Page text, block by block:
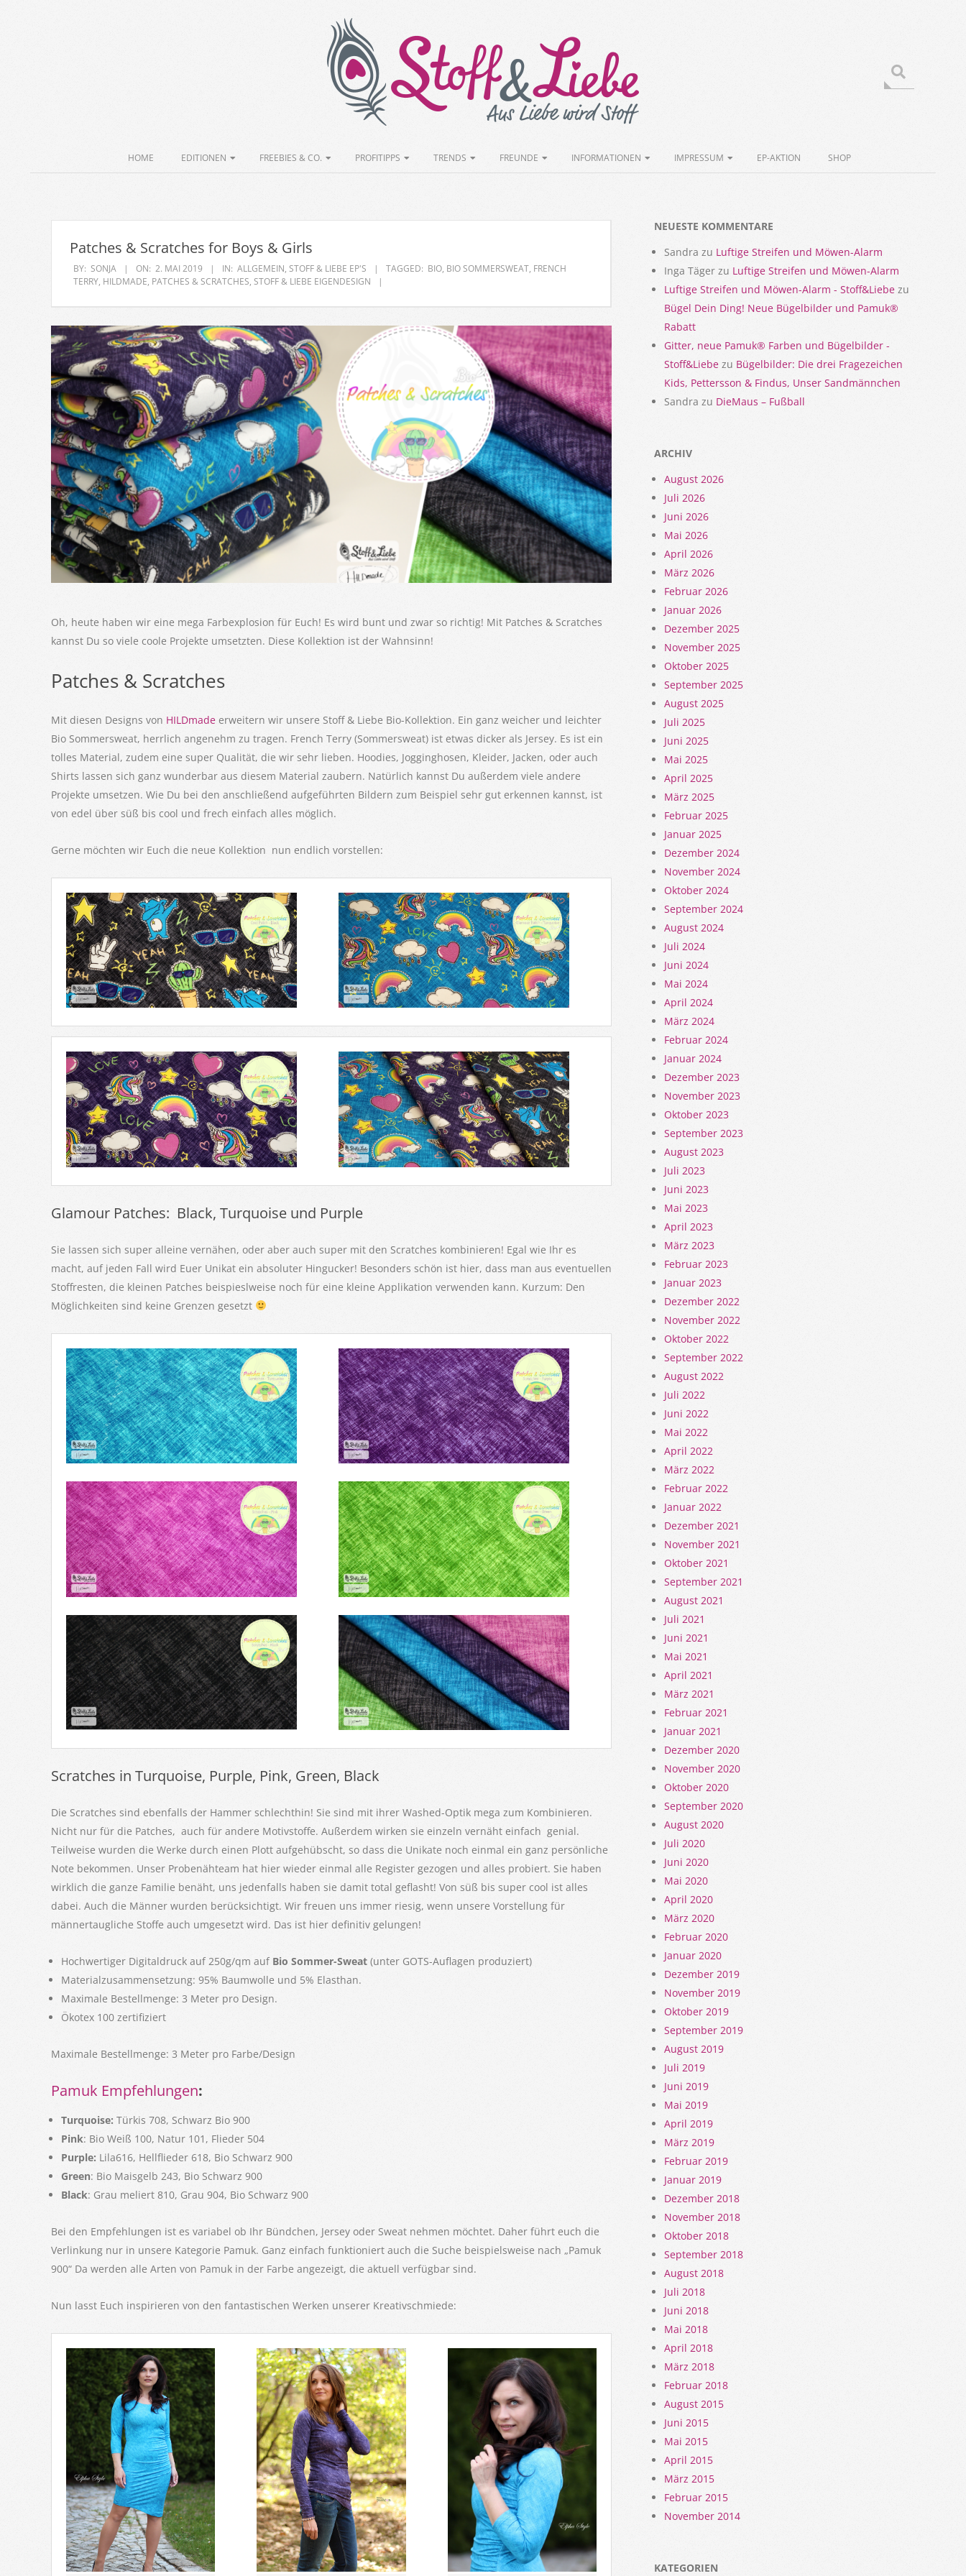
Stoff&Liebe
Navigation
HOME EDITIONEN FREEBIES & CO. PROFITIPPS TRENDS FREUNDE INFORMATIONEN IMPRESSUM EP-AKTION SHOP
Patches & Scratches for Boys & Girls
BY: SONJA ON: 2. MAI 2019 IN: ALLGEMEIN, STOFF & LIEBE EP'S TAGGED: BIO, BIO SOMMERSWEAT, FRENCH
TERRY, HILDMADE, PATCHES & SCRATCHES, STOFF & LIEBE EIGENDESIGN
Oh, heute haben wir eine mega Farbexplosion für Euch! Es wird bunt und zwar so richtig! Mit Patches & Scratches
kannst Du so viele coole Projekte umsetzten. Diese Kollektion ist der Wahnsinn!
Patches & Scratches
Mit diesen Designs von HILDmade erweitern wir unsere Stoff & Liebe Bio-Kollektion. Ein ganz weicher und leichter
Bio Sommersweat, herrlich angenehm zu tragen. French Terry (Sommersweat) ist etwas dicker als Jersey. Es ist ein
tolles Material, zudem eine super Qualität, die wir sehr lieben. Hoodies, Jogginghosen, Kleider, Jacken, oder auch
Shirts lassen sich ganz wunderbar aus diesem Material zaubern. Natürlich kannst Du außerdem viele andere
Projekte umsetzen. Wie Du bei den anschließend aufgeführten Bildern zum Beispiel sehr gut erkennen kannst, ist
von edel über süß bis cool und frech einfach alles möglich.
Gerne möchten wir Euch die neue Kollektion nun endlich vorstellen:
Glamour Patches: Black, Turquoise und Purple
Sie lassen sich super alleine vernähen, oder aber auch super mit den Scratches kombinieren! Egal wie Ihr es
macht, auf jeden Fall wird Euer Unikat ein absoluter Hingucker! Besonders schön ist hier, dass man aus eventuellen
Stoffresten, die kleinen Patches beispieslweise noch für eine kleine Applikation verwenden kann. Kurzum: Den
Möglichkeiten sind keine Grenzen gesetzt
Scratches in Turquoise, Purple, Pink, Green, Black
Die Scratches sind ebenfalls der Hammer schlechthin! Sie sind mit ihrer Washed-Optik mega zum Kombinieren.
Nicht nur für die Patches, auch für andere Motivstoffe. Außerdem wirken sie einzeln vernäht einfach genial.
Teilweise wurden die Werke durch einen Plott aufgehübscht, so dass die Unikate noch einmal ein ganz persönliche
Note bekommen. Unser Probenähteam hat hier wieder einmal alle Register gezogen und alles probiert. Sie haben
wirklich die ganze Familie benäht, uns jedenfalls haben sie damit total geflasht! Von süß bis super cool ist alles
dabei. Auch die Männer wurden berücksichtigt. Wir freuen uns immer riesig, wenn unsere Vorstellung für
männertaugliche Stoffe auch umgesetzt wird. Das ist hier definitiv gelungen!
Hochwertiger Digitaldruck auf 250g/qm auf Bio Sommer-Sweat (unter GOTS-Auflagen produziert)
Materialzusammensetzung: 95% Baumwolle und 5% Elasthan.
Maximale Bestellmenge: 3 Meter pro Design.
Ökotex 100 zertifiziert
Maximale Bestellmenge: 3 Meter pro Farbe/Design
Pamuk Empfehlungen:
Turquoise: Türkis 708, Schwarz Bio 900
Pink: Bio Weiß 100, Natur 101, Flieder 504
Purple: Lila616, Hellflieder 618, Bio Schwarz 900
Green: Bio Maisgelb 243, Bio Schwarz 900
Black: Grau meliert 810, Grau 904, Bio Schwarz 900
Bei den Empfehlungen ist es variabel ob Ihr Bündchen, Jersey oder Sweat nehmen möchtet. Daher führt euch die
Verlinkung nur in unsere Kategorie Pamuk. Ganz einfach funktioniert auch die Suche beispielsweise nach „Pamuk
900“ Da werden alle Arten von Pamuk in der Farbe angezeigt, die aktuell verfügbar sind.
Nun lasst Euch inspirieren von den fantastischen Werken unserer Kreativschmiede:
NEUESTE KOMMENTARE
Sandra zu Luftige Streifen und Möwen-Alarm
Inga Täger zu Luftige Streifen und Möwen-Alarm
Luftige Streifen und Möwen-Alarm - Stoff&Liebe zu
Bügel Dein Ding! Neue Bügelbilder und Pamuk®
Rabatt
Gitter, neue Pamuk® Farben und Bügelbilder -
Stoff&Liebe zu Bügelbilder: Die drei Fragezeichen
Kids, Pettersson & Findus, Unser Sandmännchen
Sandra zu DieMaus – Fußball
ARCHIV
August 2026
Juli 2026
Juni 2026
Mai 2026
April 2026
März 2026
Februar 2026
Januar 2026
Dezember 2025
November 2025
Oktober 2025
September 2025
August 2025
Juli 2025
Juni 2025
Mai 2025
April 2025
März 2025
Februar 2025
Januar 2025
Dezember 2024
November 2024
Oktober 2024
September 2024
August 2024
Juli 2024
Juni 2024
Mai 2024
April 2024
März 2024
Februar 2024
Januar 2024
Dezember 2023
November 2023
Oktober 2023
September 2023
August 2023
Juli 2023
Juni 2023
Mai 2023
April 2023
März 2023
Februar 2023
Januar 2023
Dezember 2022
November 2022
Oktober 2022
September 2022
August 2022
Juli 2022
Juni 2022
Mai 2022
April 2022
März 2022
Februar 2022
Januar 2022
Dezember 2021
November 2021
Oktober 2021
September 2021
August 2021
Juli 2021
Juni 2021
Mai 2021
April 2021
März 2021
Februar 2021
Januar 2021
Dezember 2020
November 2020
Oktober 2020
September 2020
August 2020
Juli 2020
Juni 2020
Mai 2020
April 2020
März 2020
Februar 2020
Januar 2020
Dezember 2019
November 2019
Oktober 2019
September 2019
August 2019
Juli 2019
Juni 2019
Mai 2019
April 2019
März 2019
Februar 2019
Januar 2019
Dezember 2018
November 2018
Oktober 2018
September 2018
August 2018
Juli 2018
Juni 2018
Mai 2018
April 2018
März 2018
Februar 2018
August 2015
Juni 2015
Mai 2015
April 2015
März 2015
Februar 2015
November 2014
KATEGORIEN